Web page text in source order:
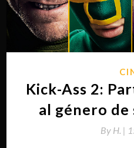
Kick-Ass 2:
al género
By H. |